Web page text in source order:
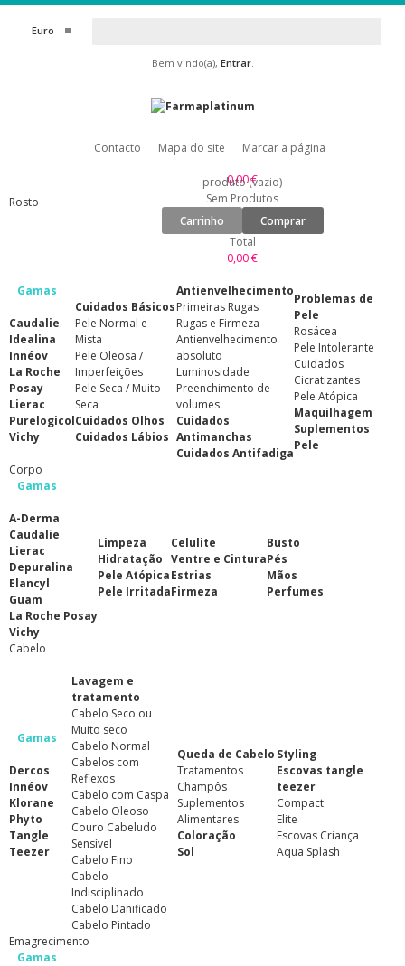
Euro
Bem vindo(a), Entrar.
Contacto Mapa do site Marcar a página
0,00 €
produto (vazio)
Sem Produtos
Carrinho
Comprar
Total
0,00 €
Rosto
Gamas
Caudalie
Idealina
Innéov
La Roche
Posay
Lierac
Purelogicol
Vichy
Cuidados Básicos
Pele Normal e
Mista
Pele Oleosa /
Imperfeições
Pele Seca / Muito
Seca
Cuidados Olhos
Cuidados Lábios
Antienvelhecimento
Primeiras Rugas
Rugas e Firmeza
Antienvelhecimento
absoluto
Luminosidade
Preenchimento de
volumes
Cuidados
Antimanchas
Cuidados Antifadiga
Problemas de
Pele
Rosácea
Pele Intolerante
Cuidados
Cicratizantes
Pele Atópica
Maquilhagem
Suplementos
Pele
Corpo
Gamas
A-Derma
Caudalie
Lierac
Depuralina
Elancyl
Guam
La Roche Posay
Vichy
Limpeza
Hidratação
Pele Atópica
Pele Irritada
Celulite
Ventre e Cintura
Estrias
Firmeza
Busto
Pés
Mãos
Perfumes
Cabelo
Gamas
Dercos
Innéov
Klorane
Phyto
Tangle
Teezer
Lavagem e
tratamento
Cabelo Seco ou
Muito seco
Cabelo Normal
Cabelos com
Reflexos
Cabelo com Caspa
Cabelo Oleoso
Couro Cabeludo
Sensível
Cabelo Fino
Cabelo
Indisciplinado
Cabelo Danificado
Cabelo Pintado
Queda de Cabelo
Tratamentos
Champôs
Suplementos
Alimentares
Coloração
Sol
Styling
Escovas tangle
teezer
Compact
Elite
Escovas Criança
Aqua Splash
Emagrecimento
Gamas